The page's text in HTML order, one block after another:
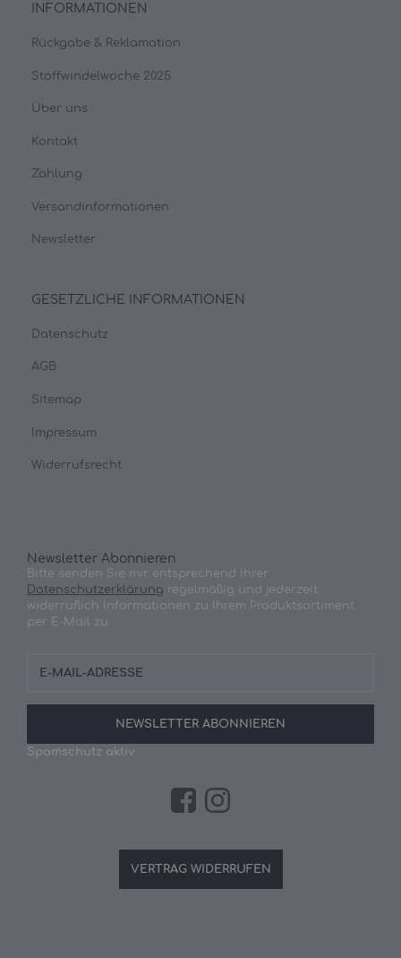
INFORMATIONEN
Rückgabe & Reklamation
Stoffwindelwoche 2025
Über uns
Kontakt
Zahlung
Versandinformationen
Newsletter
GESETZLICHE INFORMATIONEN
Datenschutz
AGB
Sitemap
Impressum
Widerrufsrecht
Newsletter Abonnieren
Bitte senden Sie mir entsprechend Ihrer
Datenschutzerklärung regelmäßig und jederzeit
widerruflich Informationen zu Ihrem Produktsortiment
per E-Mail zu.
Mail-
NEWSLETTER ABONNIEREN
Spamschutz aktiv
VERTRAG WIDERRUFEN